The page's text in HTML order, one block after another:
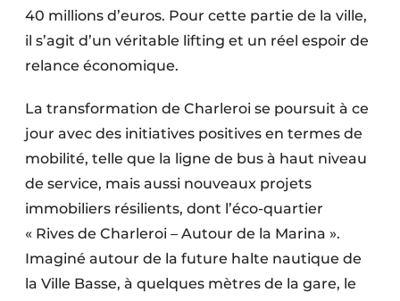
40 millions d’euros. Pour cette partie de la ville,
il s’agit d’un véritable lifting et un réel espoir de
relance économique.
La transformation de Charleroi se poursuit à ce
jour avec des initiatives positives en termes de
mobilité, telle que la ligne de bus à haut niveau
de service, mais aussi nouveaux projets
immobiliers résilients, dont l’éco-quartier
« Rives de Charleroi – Autour de la Marina ».
Imaginé autour de la future halte nautique de
la Ville Basse, à quelques mètres de la gare, le